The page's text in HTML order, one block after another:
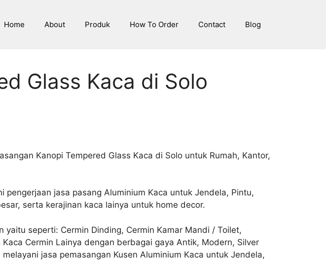
Home About Produk How To Order Contact Blog
Glass Kaca di Solo
Kanopi Tempered Glass Kaca di Solo untuk Rumah, Kantor,
jasa pasang Aluminium Kaca untuk Jendela, Pintu,
serta kerajinan kaca lainya untuk home decor.
seperti: Cermin Dinding, Cermin Kamar Mandi / Toilet,
Cermin Lainya dengan berbagai gaya Antik, Modern, Silver
jasa pemasangan Kusen Aluminium Kaca untuk Jendela,